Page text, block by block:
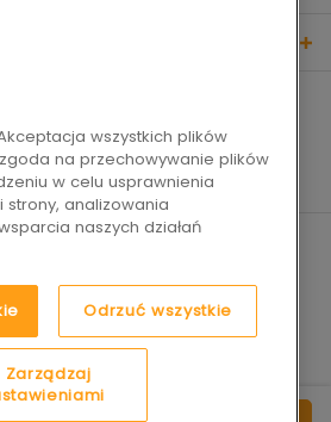
Platforma e-commerce by
wszystkich plików
na przechowywanie plików
w celu usprawnienia
strony, analizowania
naszych działań
Odrzuć wszystkie
Zarządzaj